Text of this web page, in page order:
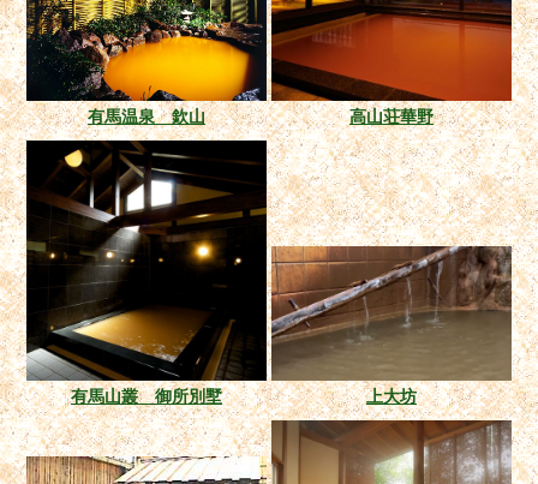
有馬温泉 欽山 高山荘華野
有馬山叢 御所別墅 上大坊